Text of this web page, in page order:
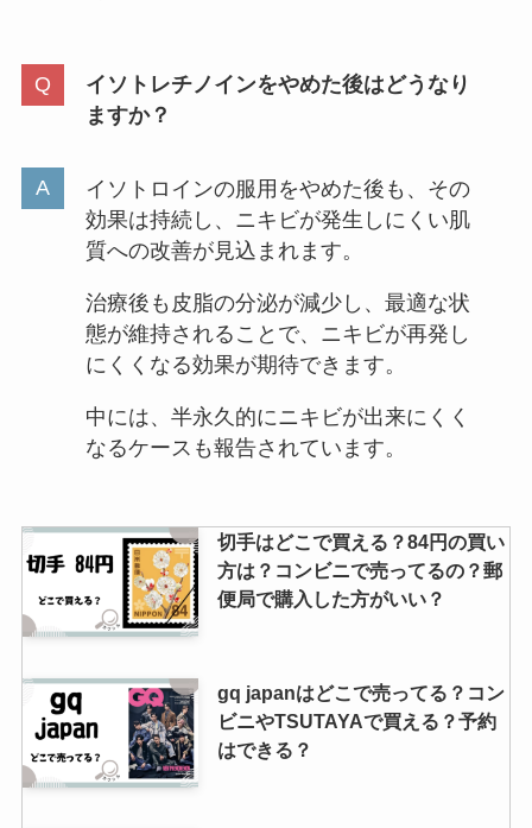
イソトレチノインをやめた後はどうなり
ますか？
イソトロインの服用をやめた後も、その
効果は持続し、ニキビが発生しにくい肌
質への改善が見込まれます。
治療後も皮脂の分泌が減少し、最適な状
態が維持されることで、ニキビが再発し
にくくなる効果が期待できます。
中には、半永久的にニキビが出来にくく
なるケースも報告されています。
切手はどこで買える？84円の買い
方は？コンビニで売ってるの？郵
便局で購入した方がいい？
gq japanはどこで売ってる？コン
ビニやTSUTAYAで買える？予約
はできる？